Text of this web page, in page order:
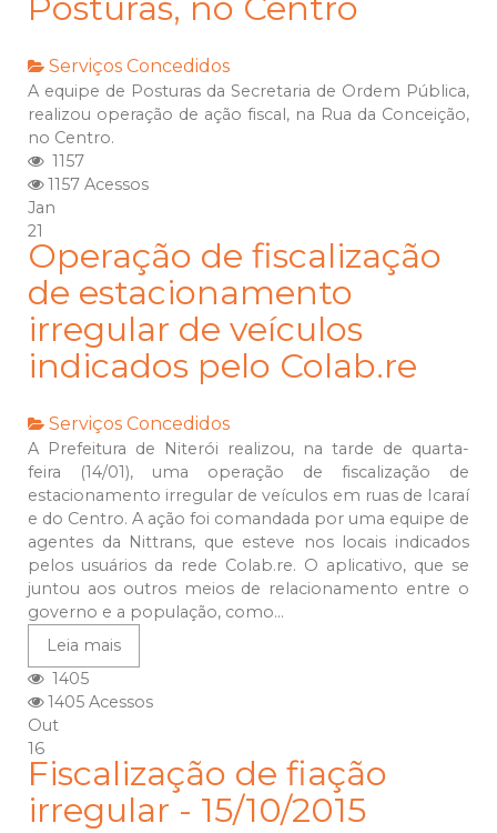
Posturas, no Centro
Serviços Concedidos
A equipe de Posturas da Secretaria de Ordem Pública,
realizou operação de ação fiscal, na Rua da Conceição,
no Centro.
1157
1157 Acessos
Jan
21
Operação de fiscalização
de estacionamento
irregular de veículos
indicados pelo Colab.re
Serviços Concedidos
A Prefeitura de Niterói realizou, na tarde de quarta-
feira (14/01), uma operação de fiscalização de
estacionamento irregular de veículos em ruas de Icaraí
e do Centro. A ação foi comandada por uma equipe de
agentes da Nittrans, que esteve nos locais indicados
pelos usuários da rede Colab.re. O aplicativo, que se
juntou aos outros meios de relacionamento entre o
governo e a população, como...
Leia mais
1405
1405 Acessos
Out
16
Fiscalização de fiação
irregular - 15/10/2015